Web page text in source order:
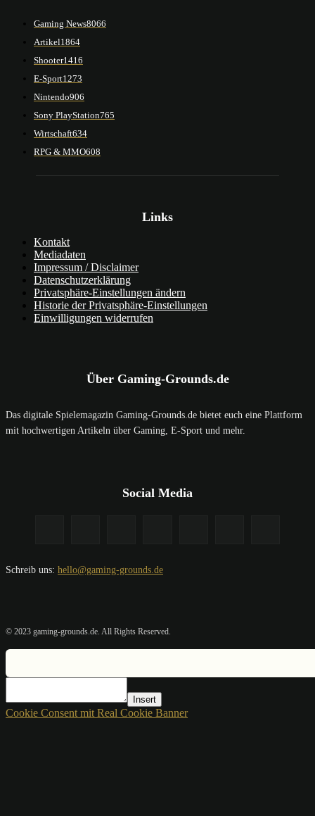
Gaming News8066
Artikel1864
Shooter1416
E-Sport1273
Nintendo906
Sony PlayStation765
Wirtschaft634
RPG & MMO608
Links
Kontakt
Mediadaten
Impressum / Disclaimer
Datenschutzerklärung
Privatsphäre-Einstellungen ändern
Historie der Privatsphäre-Einstellungen
Einwilligungen widerrufen
Über Gaming-Grounds.de
Das digitale Spielemagazin Gaming-Grounds.de bietet euch eine Plattform
mit hochwertigen Artikeln über Gaming, E-Sport und mehr.
Social Media
Schreib uns: hello@gaming-grounds.de
© 2023 gaming-grounds.de. All Rights Reserved.
Insert
Cookie Consent mit Real Cookie Banner